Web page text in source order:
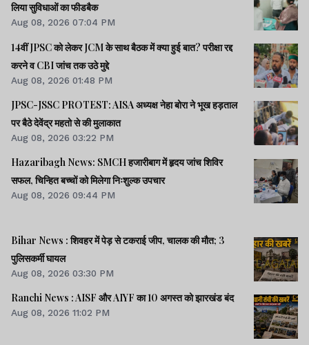
लिया सुविधाओं का फीडबैक
Aug 08, 2026 07:04 PM
14वीं JPSC को लेकर JCM के साथ बैठक में क्या हुई बात? परीक्षा रद्द
करने व CBI जांच तक उठे मुद्दे
Aug 08, 2026 01:48 PM
JPSC-JSSC PROTEST: AISA अध्यक्ष नेहा बोरा ने भूख हड़ताल
पर बैठे देवेंद्र महतो से की मुलाकात
Aug 08, 2026 03:22 PM
Hazaribagh News: SMCH हजारीबाग में हृदय जांच शिविर
सफल, चिन्हित बच्चों को मिलेगा निःशुल्क उपचार
Aug 08, 2026 09:44 PM
Bihar News : शिवहर में पेड़ से टकराई जीप, चालक की मौत; 3
पुलिसकर्मी घायल
Aug 08, 2026 03:30 PM
Ranchi News : AISF और AIYF का 10 अगस्त को झारखंड बंद
Aug 08, 2026 11:02 PM